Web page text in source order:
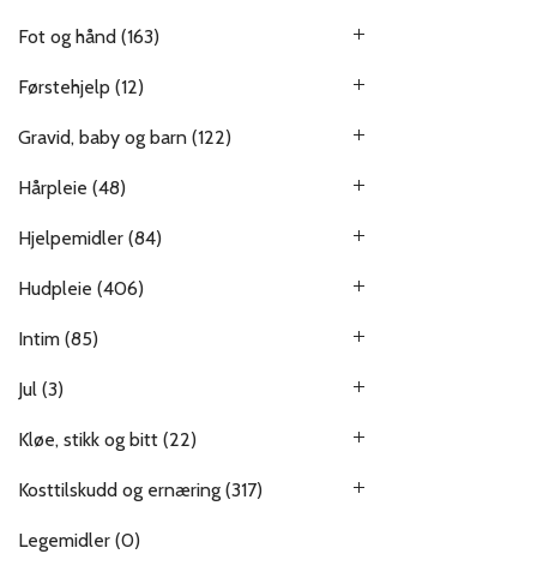
Fot og hånd (163)
Førstehjelp (12)
Gravid, baby og barn (122)
Hårpleie (48)
Hjelpemidler (84)
Hudpleie (406)
Intim (85)
Jul (3)
Kløe, stikk og bitt (22)
Kosttilskudd og ernæring (317)
Legemidler (0)